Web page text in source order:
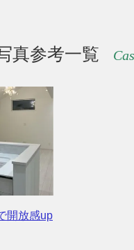
真参考一覧
開放感up